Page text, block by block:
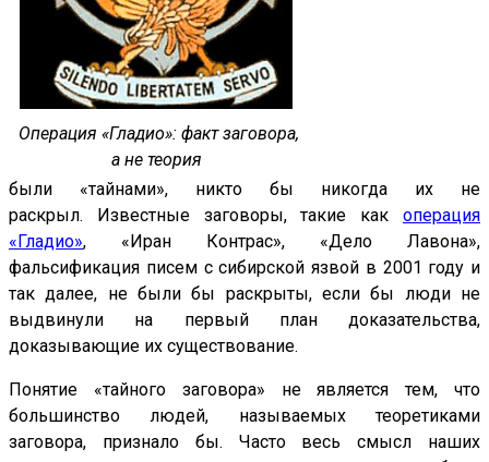
Операция «Гладио»: факт заговора,
а не теория
были «тайнами», никто бы никогда их не
раскрыл. Известные заговоры, такие как операция
«Гладио», «Иран Контрас», «Дело Лавона»,
фальсификация писем с сибирской язвой в 2001 году и
так далее, не были бы раскрыты, если бы люди не
выдвинули на первый план доказательства,
доказывающие их существование.
Понятие «тайного заговора» не является тем, что
большинство людей, называемых теоретиками
заговора, признало бы. Часто весь смысл наших